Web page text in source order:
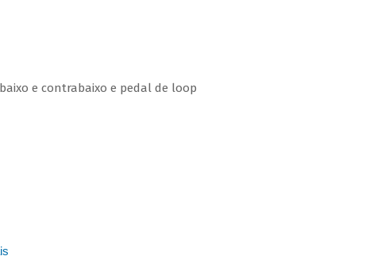
e contrabaixo e pedal de loop